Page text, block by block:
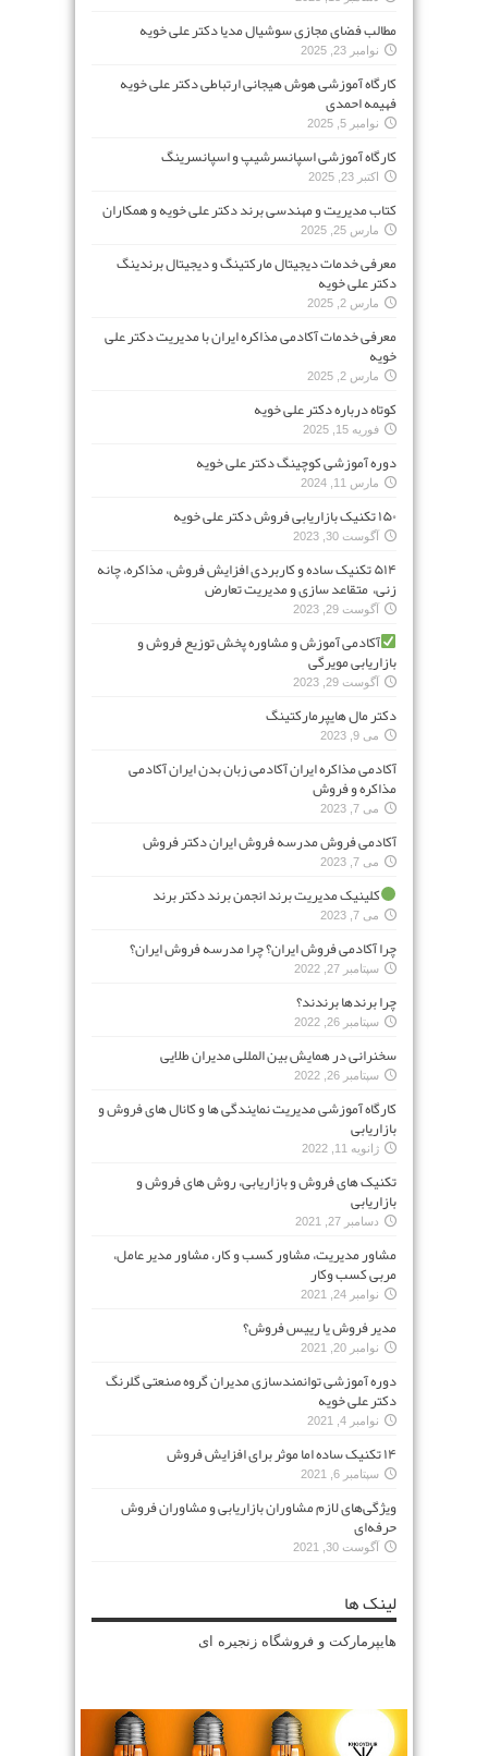
مطالب فضای مجازی سوشیال مدیا دکتر علی خویه
نوامبر 23, 2025
کارگاه آموزشی هوش هیجانی ارتباطی دکتر علی خویه
فهیمه احمدی
نوامبر 5, 2025
کارگاه آموزشی اسپانسرشیپ و اسپانسرینگ
اکتبر 23, 2025
کتاب مدیریت و مهندسی برند دکتر علی خویه و همکاران
مارس 25, 2025
معرفی خدمات دیجیتال مارکتینگ و دیجیتال برندینگ
دکتر علی خویه
مارس 2, 2025
معرفی خدمات آکادمی مذاکره ایران با مدیریت دکتر علی
خویه
مارس 2, 2025
کوتاه درباره دکتر علی خویه
فوریه 15, 2025
دوره آموزشی کوچینگ دکتر علی خویه
مارس 11, 2024
۱۵۰ تکنیک بازاریابی فروش دکتر علی خویه
آگوست 30, 2023
۵۱۴ تکنیک ساده و کاربردی افزایش فروش، مذاکره، چانه
زنی، متقاعد سازی و مدیریت تعارض
آگوست 29, 2023
آکادمی آموزش و مشاوره پخش توزیع فروش و
بازاریابی مویرگی
آگوست 29, 2023
دکتر مال هایپرمارکتینگ
می 9, 2023
آکادمی مذاکره ایران آکادمی زبان بدن ایران آکادمی
مذاکره و فروش
می 7, 2023
آکادمی فروش مدرسه فروش ایران دکتر فروش
می 7, 2023
کلینیک مدیریت برند انجمن برند دکتر برند
می 7, 2023
چرا آکادمی فروش ایران؟ چرا مدرسه فروش ایران؟
سپتامبر 27, 2022
چرا برندها برندند؟
سپتامبر 26, 2022
سخنرانی در همایش بین المللی مدیران طلایی
سپتامبر 26, 2022
کارگاه آموزشی مدیریت نمایندگی ها و کانال های فروش و
بازاریابی
ژانویه 11, 2022
تکنیک های فروش و بازاریابی، روش های فروش و
بازاریابی
دسامبر 27, 2021
مشاور مدیریت، مشاور کسب و کار، مشاور مدیر عامل،
مربی کسب وکار
نوامبر 24, 2021
مدیر فروش یا رییس فروش؟
نوامبر 20, 2021
دوره آموزشی توانمندسازی مدیران گروه صنعتی گلرنگ
دکتر علی خویه
نوامبر 4, 2021
۱۴ تکنیک ساده اما موثر برای افزایش فروش
سپتامبر 6, 2021
ویژگی‌های لازم مشاوران بازاریابی و مشاوران فروش
حرفه‌ای
آگوست 30, 2021
لینک ها
هایپرمارکت و فروشگاه زنجیره ای